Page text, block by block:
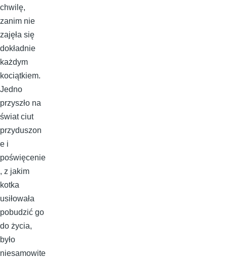
chwilę,
zanim nie
zajęła się
dokładnie
każdym
kociątkiem.
Jedno
przyszło na
świat ciut
przyduszon
e i
poświęcenie
, z jakim
kotka
usiłowała
pobudzić go
do życia,
było
niesamowite